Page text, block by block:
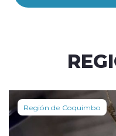
Región de Coquimbo